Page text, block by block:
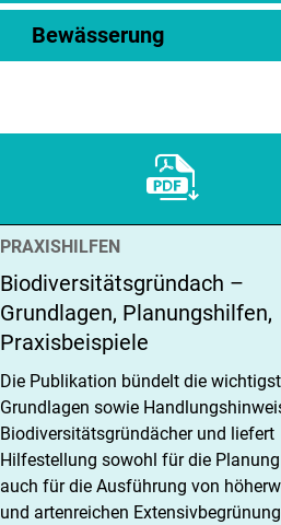
Bewässerung
PRAXISHILFEN
Biodiversitätsgründach –
Grundlagen, Planungshilfen,
Praxisbeispiele
Die Publikation bündelt die
Grundlagen sowie
Biodiversitätsgründächer und liefert
Hilfestellung sowohl für die
auch für die Ausführung von
und artenreichen